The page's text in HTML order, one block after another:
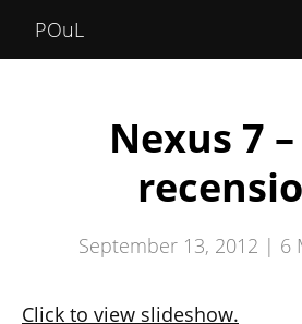
POuL
Home
Nexus 7
September 13, 2012 | 6
Click to view slideshow.